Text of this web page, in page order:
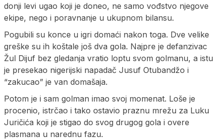
donji levi ugao koji je doneo, ne samo vođstvo njegove
ekipe, nego i poravnanje u ukupnom bilansu.
Pogubili su konce u igri domaći nakon toga. Dve velike
greške su ih koštale još dva gola. Najpre je defanzivac
Žul Dijuf bez gledanja vratio loptu svom golmanu, a istu
je presekao nigerijski napadač Jusuf Otubandžo i
“zakucao” je van domašaja.
Potom je i sam golman imao svoj momenat. Loše je
procenio, istrčao i tako ostavio praznu mrežu za Luku
Juričića koji je stigao do svog drugog gola i overe
plasmana u narednu fazu.